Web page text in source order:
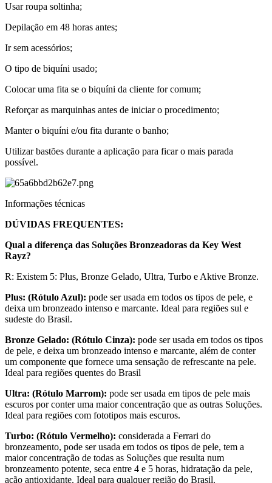
Usar roupa soltinha;
Depilação em 48 horas antes;
Ir sem acessórios;
O tipo de biquíni usado;
Colocar uma fita se o biquíni da cliente for comum;
Reforçar as marquinhas antes de iniciar o procedimento;
Manter o biquíni e/ou fita durante o banho;
Utilizar bastões durante a aplicação para ficar o mais parada
possível.
Informações técnicas
DÚVIDAS FREQUENTES:
Qual a diferença das Soluções Bronzeadoras da Key West
Rayz?
R: Existem 5: Plus, Bronze Gelado, Ultra, Turbo e Aktive Bronze.
Plus: (Rótulo Azul): pode ser usada em todos os tipos de pele, e
deixa um bronzeado intenso e marcante. Ideal para regiões sul e
sudeste do Brasil.
Bronze Gelado: (Rótulo Cinza): pode ser usada em todos os tipos
de pele, e deixa um bronzeado intenso e marcante, além de conter
um componente que fornece uma sensação de refrescante na pele.
Ideal para regiões quentes do Brasil
Ultra: (Rótulo Marrom): pode ser usada em tipos de pele mais
escuros por conter uma maior concentração que as outras Soluções.
Ideal para regiões com fototipos mais escuros.
Turbo: (Rótulo Vermelho): considerada a Ferrari do
bronzeamento, pode ser usada em todos os tipos de pele, tem a
maior concentração de todas as Soluções que resulta num
bronzeamento potente, seca entre 4 e 5 horas, hidratação da pele,
ação antioxidante. Ideal para qualquer região do Brasil.